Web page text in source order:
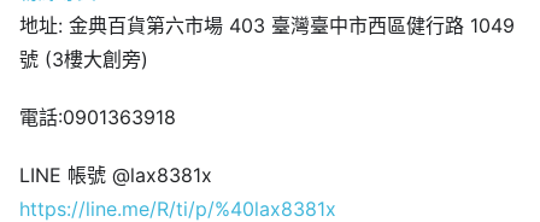
地址: 金典百貨第六市場 403 臺灣臺中市西區健行路 1049
號 (3樓大創旁)
電話:0901363918
LINE 帳號 @lax8381x
https://line.me/R/ti/p/%40lax8381x